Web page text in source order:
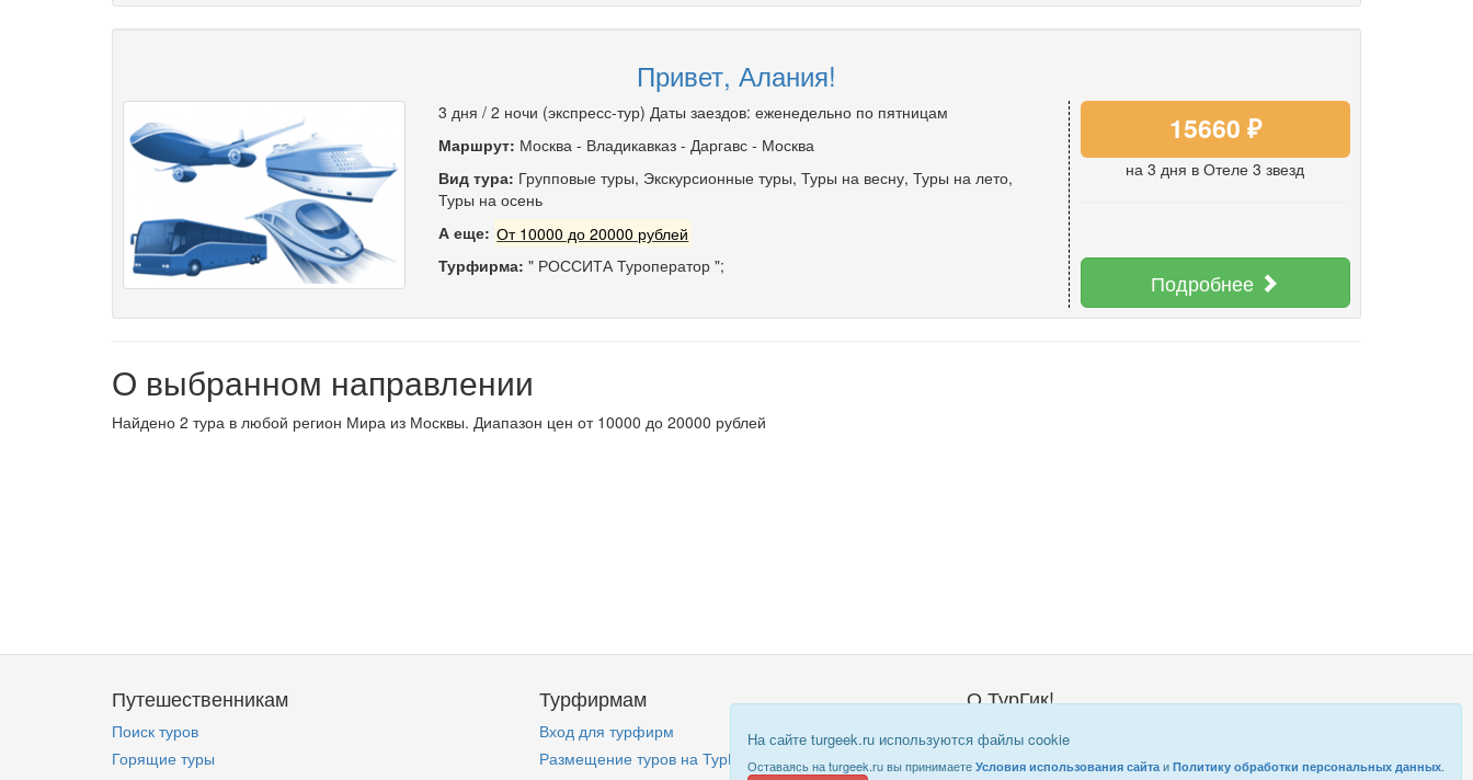
Привет, Алания!
3 дня / 2 ночи (экспресс-тур) Даты заездов: еженедельно по пятницам
Маршрут: Москва- Владикавказ- Даргавс- Москва
Вид тура: Групповые туры, Экскурсионные туры, Туры на весну, Туры на лето,
Туры на осень
А еще: От 10000 до 20000 рублей
Турфирма: " РОССИТА Туроператор ";
15660 ₽
на 3 дня в Отеле 3 звезд
Подробнее
О выбранном направлении
Найдено 2 тура в любой регион Мира из Москвы. Диапазон цен от 10000 до 20000 рублей
На сайте turgeek.ru используются файлы cookie
Оставаясь на turgeek.ru вы принимаете Условия использования сайта и Политику обработки персональных данных.
Путешественникам
Поиск туров
Горящие туры
Турфирмам
Вход для турфирм
Размещение туров на ТурГик!
О ТурГик!
Кто такой ТурГик?
Правовая информация